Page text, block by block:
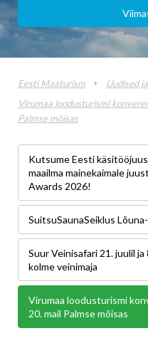
Eesti Maaturism
Uudised
Virumaa loodusturismi
Palmse mõisas
Kutsume Eesti
maailma mainekaimale
Awards 2026!
SuitsuSaunaSeiklus
Suur Veinisafari 21. juulil
kolme veinimaja
Virumaa loodusturismi
20. mail Palmse mõisas